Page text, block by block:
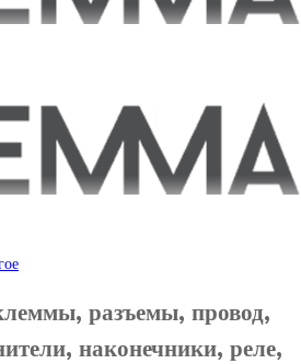
разъемы, провод,
наконечники, реле,